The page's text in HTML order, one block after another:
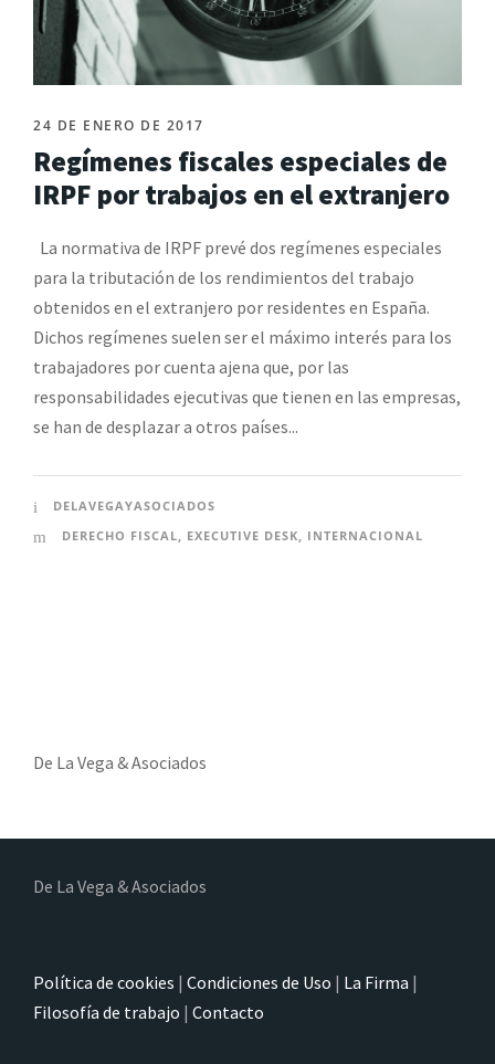
24 DE ENERO DE 2017
Regímenes fiscales especiales de
IRPF por trabajos en el extranjero
La normativa de IRPF prevé dos regímenes especiales
para la tributación de los rendimientos del trabajo
obtenidos en el extranjero por residentes en España.
Dichos regímenes suelen ser el máximo interés para los
trabajadores por cuenta ajena que, por las
responsabilidades ejecutivas que tienen en las empresas,
se han de desplazar a otros países...
DELAVEGAYASOCIADOS
DERECHO FISCAL, EXECUTIVE DESK, INTERNACIONAL
De La Vega & Asociados
De La Vega & Asociados
Política de cookies | Condiciones de Uso | La Firma |
Filosofía de trabajo | Contacto